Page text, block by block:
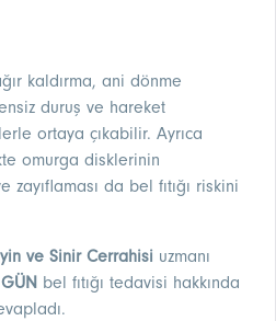
kaldırma, ani dönme
duruş ve hareket
ortaya çıkabilir. Ayrıca
omurga disklerinin
da bel fıtığı riskini
ve Sinir Cerrahisi uzmanı
bel fıtığı tedavisi hakkında